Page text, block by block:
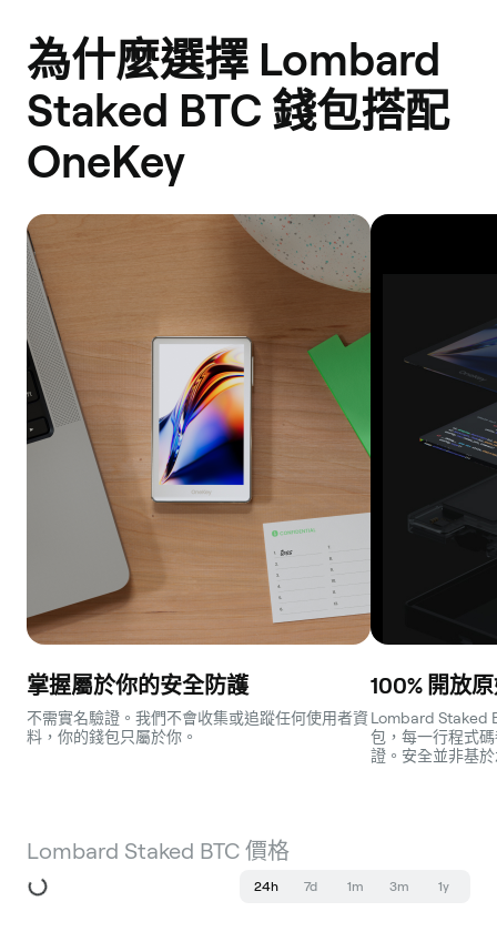
為什麼選擇 Lombard
Staked BTC 錢包搭配
OneKey
掌握屬於你的安全防護
不需實名驗證。我們不會收集或追蹤任何使用者資
料，你的錢包只屬於你。
100% 開放
Lombard Staked
包，每一行程式
證。安全並非基
Lombard Staked BTC 價格
24h 7d 1m 3m 1y